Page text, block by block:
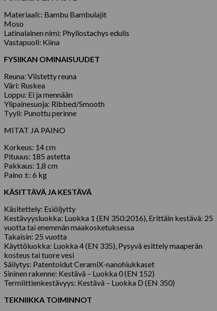
Materiaali:: Bambu Bambulajit
Moso
Latinalainen nimi: Phyllostachys edulis
Vastapuoli: Kiina
FYSIIKAN OMINAISUUDET
Reuna: Viistetty reuna
Väri: Ruskea
Loppu: Ei ja mennään
Ylipainesuoja: Ribbed/Smooth
Tyyli: Punottu perinne
MITAT JA PAINO
Korkeus: 14 cm
Pituuus: 185 astetta
Pakkaus: 1,8 cm
Paino ±: 6 kg
KÄSITTÄVÄ JA KESTÄVÄ
Käsitettely: Esiöljytty
Kestävyysluokka: Luokka 1 (EN 350:2016), Erittäin kestävä: 25
vuotta tai enemmän maakosketuksessa
Takaisin: 25 vuotta
Käyttöluokka: Luokka 4 (EN 335), Pysyvä esittely maaperän
kosteus tai tuore vesi
Säilytys: Patentoidut CeramiX-nanohiukkaset
Sininen rakenne: Kestävä – Luokka 0 (EN 152)
Termiittienkestävyys: Kestävä – Luokka D (EN 350)
TEKNIIKKA TOIMINNOT